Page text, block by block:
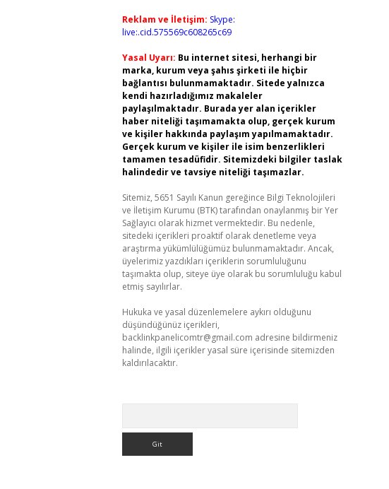
Reklam ve İletişim: Skype:
live:.cid.575569c608265c69
Yasal Uyarı: Bu internet sitesi, herhangi bir
marka, kurum veya şahıs şirketi ile hiçbir
bağlantısı bulunmamaktadır. Sitede yalnızca
kendi hazırladığımız makaleler
paylaşılmaktadır. Burada yer alan içerikler
haber niteliği taşımamakta olup, gerçek kurum
ve kişiler hakkında paylaşım yapılmamaktadır.
Gerçek kurum ve kişiler ile isim benzerlikleri
tamamen tesadüfidir. Sitemizdeki bilgiler taslak
halindedir ve tavsiye niteliği taşımazlar.
Sitemiz, 5651 Sayılı Kanun gereğince Bilgi Teknolojileri
ve İletişim Kurumu (BTK) tarafından onaylanmış bir Yer
Sağlayıcı olarak hizmet vermektedir. Bu nedenle,
sitedeki içerikleri proaktif olarak denetleme veya
araştırma yükümlülüğümüz bulunmamaktadır. Ancak,
üyelerimiz yazdıkları içeriklerin sorumluluğunu
taşımakta olup, siteye üye olarak bu sorumluluğu kabul
etmiş sayılırlar.
Hukuka ve yasal düzenlemelere aykırı olduğunu
düşündüğünüz içerikleri,
backlinkpanelicomtr@gmail.com adresine bildirmeniz
halinde, ilgili içerikler yasal süre içerisinde sitemizden
kaldırılacaktır.